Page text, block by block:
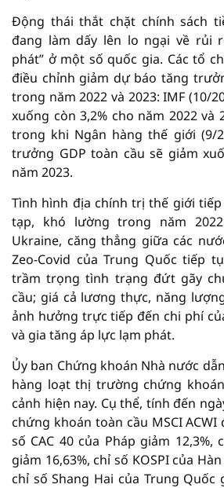
Động thái thắt chặt chính sách
đang làm dấy lên lo ngại về rủi
phát” ở một số quốc gia. Các tổ
điều chỉnh giảm dự báo tăng
trong năm 2022 và 2023: IMF (10/
xuống còn 3,2% cho năm 2022 và
trong khi Ngân hàng thế giới (9/
trưởng GDP toàn cầu sẽ giảm
năm 2023.
Tình hình địa chính trị thế giới
tạp, khó lường trong năm
Ukraine, căng thẳng giữa các
Zeo-Covid của Trung Quốc tiếp
trầm trọng tình trạng đứt gãy
cầu; giá cả lương thực, năng
ảnh hưởng trực tiếp đến chi phí
và gia tăng áp lực lạm phát.
Ủy ban Chứng khoán Nhà nước
hàng loạt thị trường chứng
cảnh hiện nay. Cụ thể, tính đến
chứng khoán toàn cầu MSCI ACWI
số CAC 40 của Pháp giảm 12,3%,
giảm 16,63%, chỉ số KOSPI của
chỉ số Shang Hai của Trung Quốc